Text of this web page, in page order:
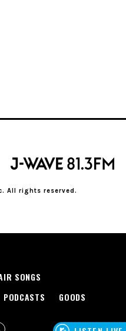
All rights reserved.
SONGS
PODCASTS GOODS